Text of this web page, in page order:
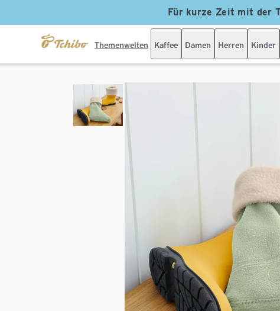
Für kurze Zeit mit der
Themenwelten Kaffee Damen Herren Kinder